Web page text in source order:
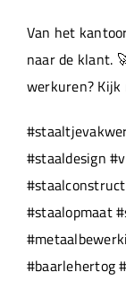
Werken bij
Van het
naar de klant.
werkuren? Kijk
#staaldesign
#staalopmaat
#baarlehertog